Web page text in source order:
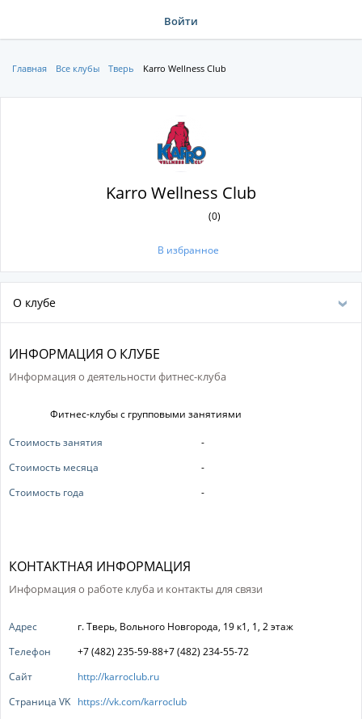
Войти
Главная Все клубы Тверь Karro Wellness Club
Karro Wellness Club
(0)
В избранное
О клубе
ИНФОРМАЦИЯ О КЛУБЕ
Информация о деятельности фитнес-клуба
Фитнес-клубы с групповыми занятиями
Стоимость занятия
-
Стоимость месяца
-
Стоимость года
-
КОНТАКТНАЯ ИНФОРМАЦИЯ
Информация о работе клуба и контакты для связи
Адрес
г. Тверь, Вольного Новгорода, 19 к1, 1, 2 этаж
Телефон
+7 (482) 235-59-88+7 (482) 234-55-72
Сайт
http://karroclub.ru
Страница VK https://vk.com/karroclub